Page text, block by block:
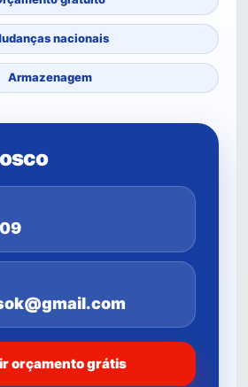
nacionais
Armazenagem
orçamento grátis